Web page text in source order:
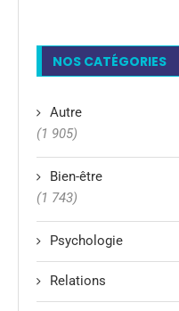
NOS CATÉGORIES
Autre
(1 905)
Bien-être
(1 743)
Psychologie
Relations